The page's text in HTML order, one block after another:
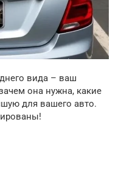
вида – ваш
она нужна, какие
для вашего авто.